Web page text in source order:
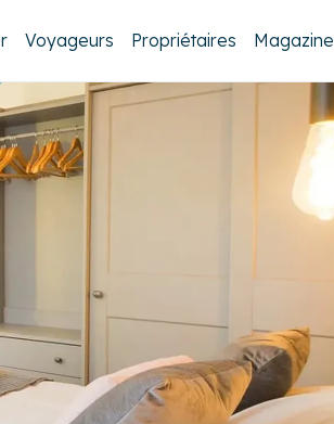
Voyageurs Propriétaires Magazine